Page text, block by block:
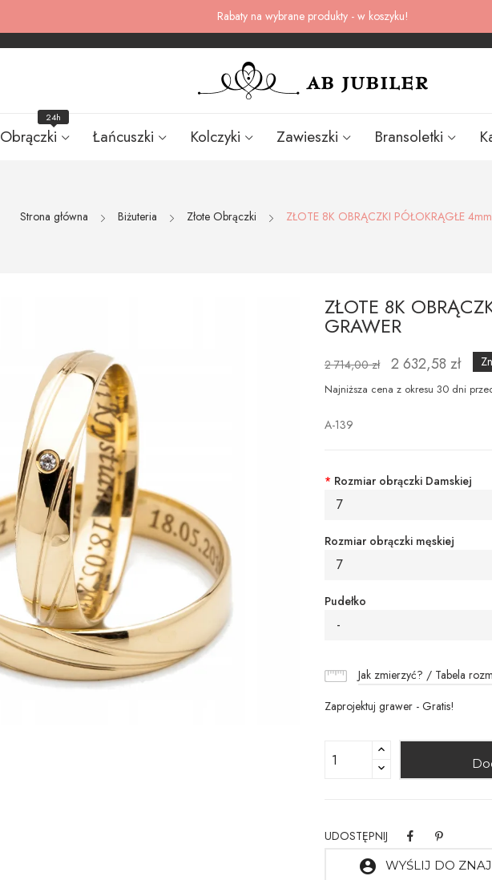
Rabaty na wybrane produkty - w koszyku!
Obrączki
24h
Łańcuszki Kolczyki Zawieszki Bransoletki
Strona główna Biżuteria Złote Obrączki ZŁOTE 8K OBRĄCZKI PÓŁOKRĄGŁE
ZŁOTE 8K
GRAWER
2 714,00 zł 2 632,58 zł
Najniższa cena z okresu 30 dni
A-139
* Rozmiar obrączki Damskiej
7
Rozmiar obrączki męskiej
7
Pudełko
-
Jak zmierzyć? / Tabela
Zaprojektuj grawer - Gratis!
UDOSTĘPNIJ
account_circle WYŚLIJ DO